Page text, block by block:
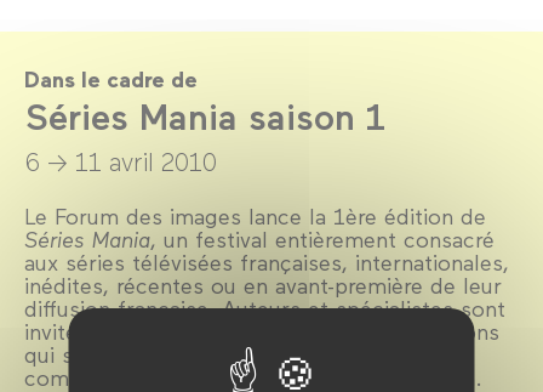
Dans le cadre de
Séries Mania saison 1
6 → 11 avril 2010
Le Forum des images lance la 1ère édition de
Séries Mania, un festival entièrement consacré
aux séries télévisées françaises, internationales,
inédites, récentes ou en avant-première de leur
diffusion française. Auteurs et spécialistes sont
invités à éclairer les coulisses de ces créations
qui se sont imposées, ces dernières années,
comme une expression centrale de la fiction.